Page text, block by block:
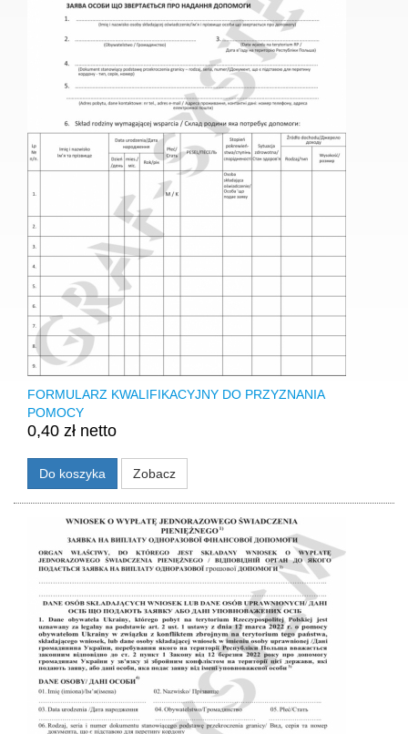
FORMULARZ KWALIFIKACYJNY DO PRZYZNANIA
POMOCY
0,40 zł netto
Do koszyka Zobacz